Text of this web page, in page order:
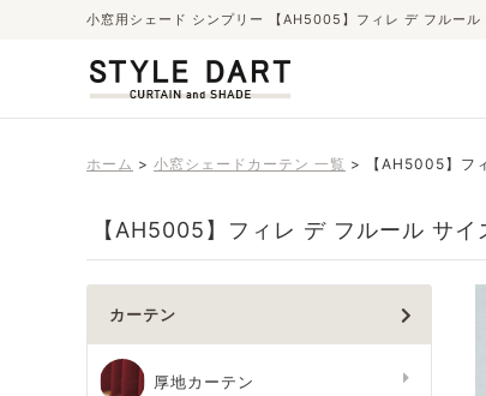
小窓用シェード シンプリー 【AH5005】フィレ デ フルー
ホーム 小窓シェードカーテン 一覧 【AH5005】フ
【AH5005】フィレ デ フルール サイ
カーテン
厚地カーテン